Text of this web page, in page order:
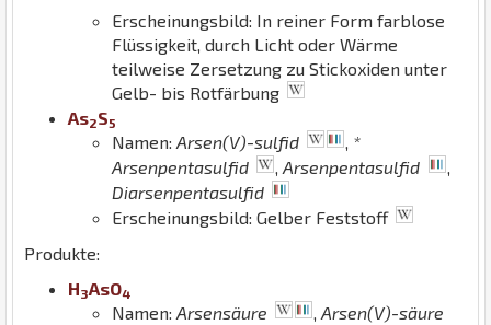
Erscheinungsbild: In reiner Form farblose
Flüssigkeit, durch Licht oder Wärme
teilweise Zersetzung zu Stickoxiden unter
Gelb- bis Rotfärbung
As2S5
Namen: Arsen(V)-sulfid , *
Arsenpentasulfid
,Arsenpentasulfid
,
Diarsenpentasulfid
Erscheinungsbild: Gelber Feststoff
Produkte:
H3AsO4
Namen: Arsensäure ,Arsen(V)-säure